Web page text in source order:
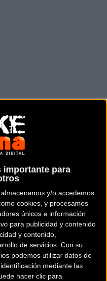
importante para
almacenamos y/o accedemos
cookies, y procesamos
únicos e información
para publicidad y contenido
y contenido,
de servicios. Con su
podemos utilizar datos de
mediante las
hacer clic para
íntegramente en
a Andorra cubrirá la
Las provincias
Córdoba, Jaén,
Valencia y Castellón
2015.
descanso enAndorra
de las etapas más